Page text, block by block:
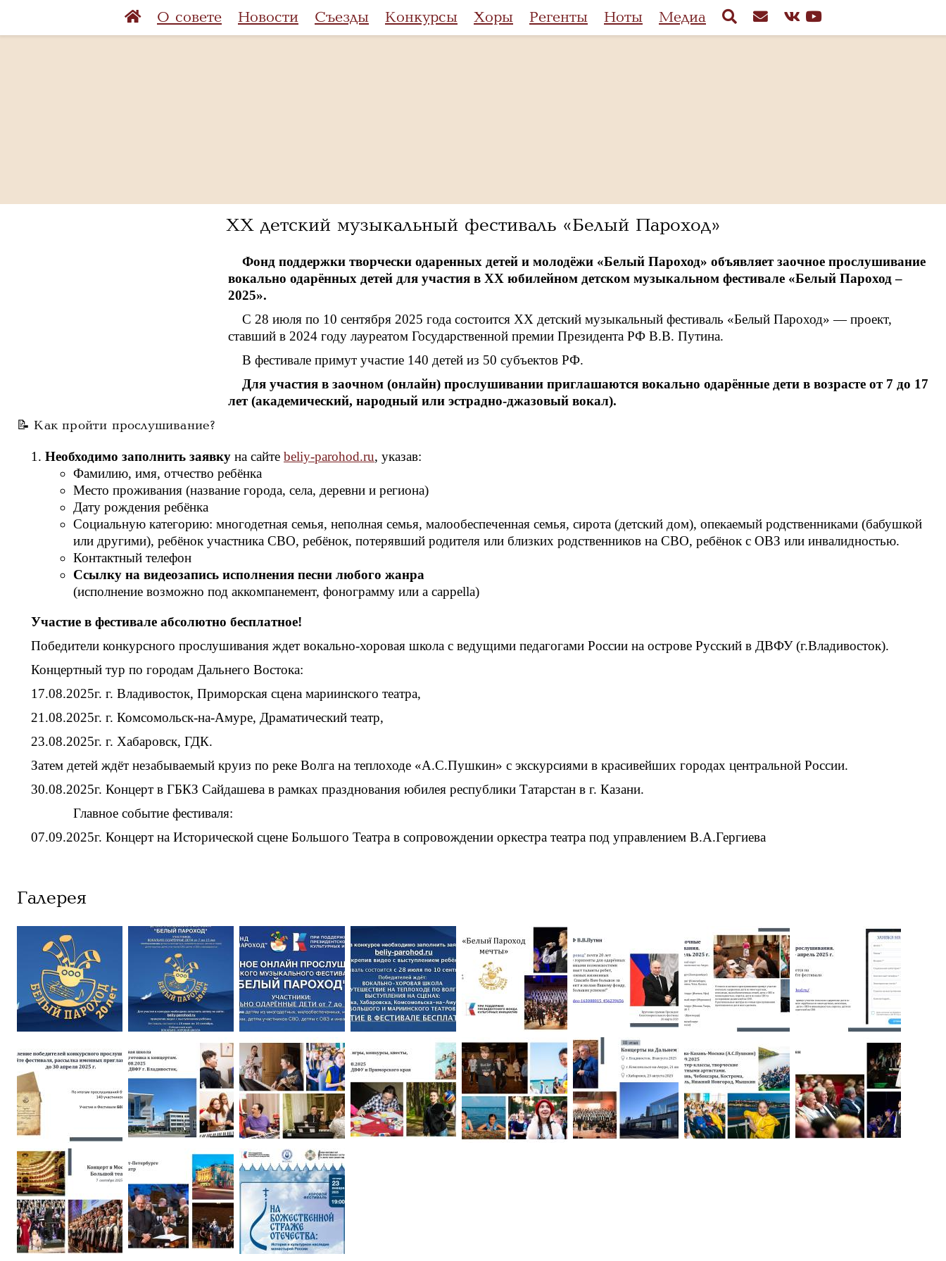
О совете Новости Съезды Конкурсы Хоры Регенты Ноты Медиа
XX детский музыкальный фестиваль «Белый Пароход»
Фонд поддержки творчески одаренных детей и молодёжи «Белый Пароход» объявляет заочное прослушивание
вокально одарённых детей для участия в XX юбилейном детском музыкальном фестивале «Белый Пароход –
2025».
С 28 июля по 10 сентября 2025 года состоится XX детский музыкальный фестиваль «Белый Пароход» — проект,
ставший в 2024 году лауреатом Государственной премии Президента РФ В.В. Путина.
В фестивале примут участие 140 детей из 50 субъектов РФ.
Для участия в заочном (онлайн) прослушивании приглашаются вокально одарённые дети в возрасте от 7 до 17
лет (академический, народный или эстрадно-джазовый вокал).
📝 Как пройти прослушивание?
Необходимо заполнить заявку на сайте beliy-parohod.ru, указав:
Фамилию, имя, отчество ребёнка
Место проживания (название города, села, деревни и региона)
Дату рождения ребёнка
Социальную категорию: многодетная семья, неполная семья, малообеспеченная семья, сирота (детский дом), опекаемый родственниками (бабушкой
или другими), ребёнок участника СВО, ребёнок, потерявший родителя или близких родственников на СВО, ребёнок с ОВЗ или инвалидностью.
Контактный телефон
Ссылку на видеозапись исполнения песни любого жанра
(исполнение возможно под аккомпанемент, фонограмму или a cappella)
Участие в фестивале абсолютно бесплатное!
Победители конкурсного прослушивания ждет вокально-хоровая школа с ведущими педагогами России на острове Русский в ДВФУ (г.Владивосток).
Концертный тур по городам Дальнего Востока:
17.08.2025г. г. Владивосток, Приморская сцена мариинского театра,
21.08.2025г. г. Комсомольск-на-Амуре, Драматический театр,
23.08.2025г. г. Хабаровск, ГДК.
Затем детей ждёт незабываемый круиз по реке Волга на теплоходе «А.С.Пушкин» с экскурсиями в красивейших городах центральной России.
30.08.2025г. Концерт в ГБКЗ Сайдашева в рамках празднования юбилея республики Татарстан в г. Казани.
Главное событие фестиваля:
07.09.2025г. Концерт на Исторической сцене Большого Театра в сопровождении оркестра театра под управлением В.А.Гергиева
Галерея